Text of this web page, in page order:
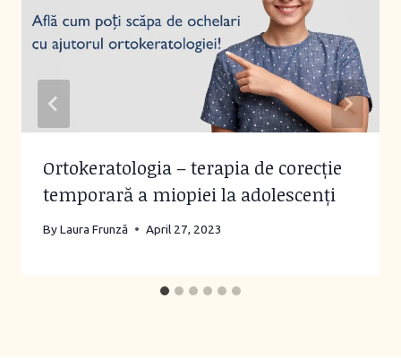
Ortokeratologia – terapia de corecție
temporară a miopiei la adolescenți
ByLaura Frunză April 27, 2023